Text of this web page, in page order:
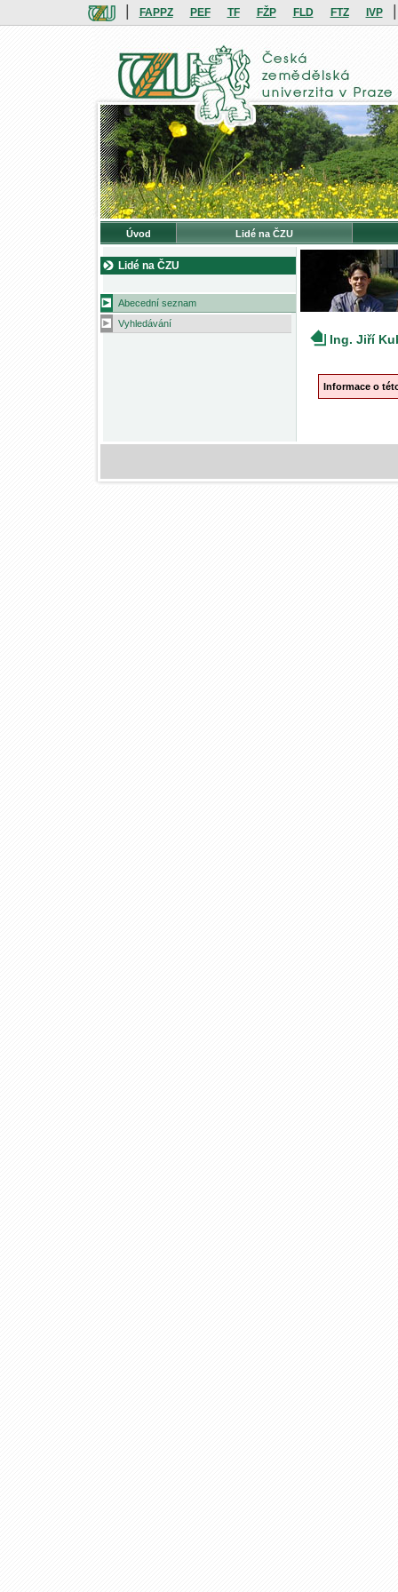
FAPPZ PEF TF FŽP FLD FTZ IVP
Úvod Lidé na ČZU
Lidé na ČZU
Abecední seznam
Vyhledávání
Ing. Jiří
Informace o